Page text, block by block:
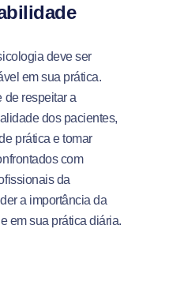
deve ser
em sua prática.
de respeitar a
dos pacientes,
prática e tomar
com
da
a importância da
em sua prática diária.